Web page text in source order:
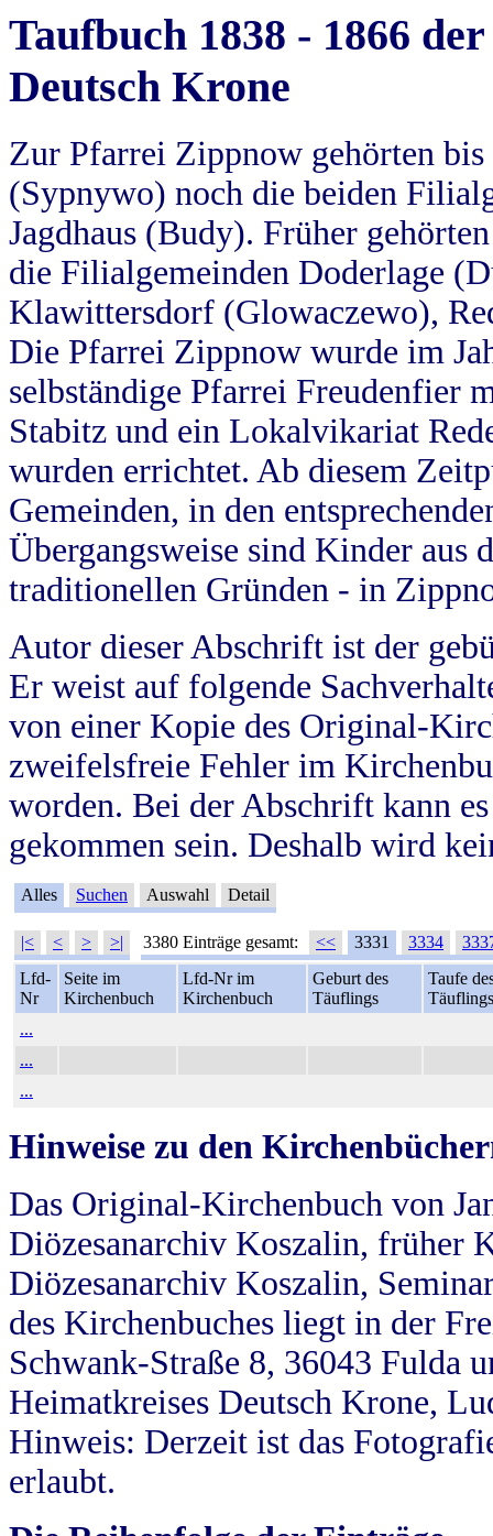
Taufbuch 1838 - 1866
Deutsch Krone
Zur Pfarrei Zippnow gehörten
(Sypnywo) noch die beiden
Jagdhaus (Budy). Früher
die Filialgemeinden Doderlage
Klawittersdorf (Glowaczewo),
Die Pfarrei Zippnow wurde im
selbständige Pfarrei Freudenfier
Stabitz und ein Lokalvikariat
wurden errichtet. Ab diesem
Gemeinden, in den
Übergangsweise sind Kinder aus
traditionellen Gründen - in
Autor dieser Abschrift ist der
Er weist auf folgende
von einer Kopie des Original-
zweifelsfreie Fehler im
worden. Bei der Abschrift kann
gekommen sein. Deshalb wird
Alles Suchen Auswahl Detail
|< < > >| 3380 Einträge gesamt: << 3331 3334
Lfd-
Nr
Seite im
Kirchenbuch
Lfd-Nr im
Kirchenbuch
Geburt des
Täuflings
Taufe
Täuflings
...
...
...
Hinweise zu den
Das Original-Kirchenbuch von
Diözesanarchiv Koszalin, früher
Diözesanarchiv Koszalin,
des Kirchenbuches liegt in der
Schwank-Straße 8, 36043 Fulda
Heimatkreises Deutsch Krone,
Hinweis: Derzeit ist das
erlaubt.